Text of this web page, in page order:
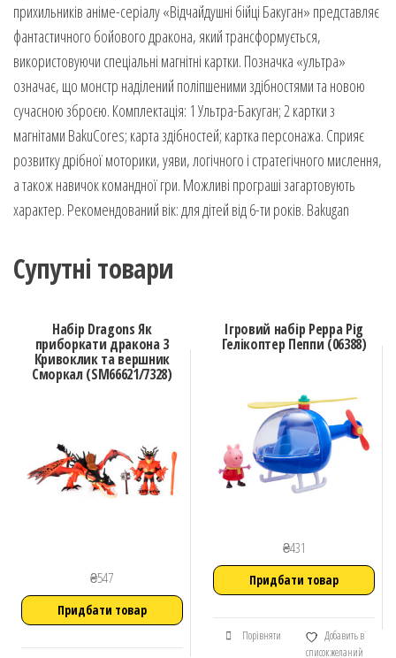
прихильників аніме-серіалу «Відчайдушні бійці Бакуган» представляє
фантастичного бойового дракона, який трансформується,
використовуючи спеціальні магнітні картки. Позначка «ультра»
означає, що монстр наділений поліпшеними здібностями та новою
сучасною зброєю. Комплектація: 1 Ультра-Бакуган; 2 картки з
магнітами BakuCores; карта здібностей; картка персонажа. Сприяє
розвитку дрібної моторики, уяви, логічного і стратегічного мислення,
а також навичок командної гри. Можливі програші загартовують
характер. Рекомендований вік: для дітей від 6-ти років. Bakugan
Супутні товари
Набір Dragons Як
приборкати дракона 3
Кривоклик та вершник
Сморкал (SM66621/7328)
₴547
Придбати товар
Ігровий набір Peppa Pig
Гелікоптер Пеппи (06388)
₴431
Придбати товар
Порівняти
Добавить в
список желаний